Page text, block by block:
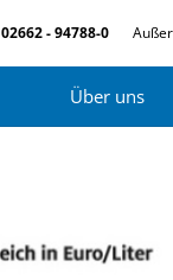
02662 - 94788-0
Über uns